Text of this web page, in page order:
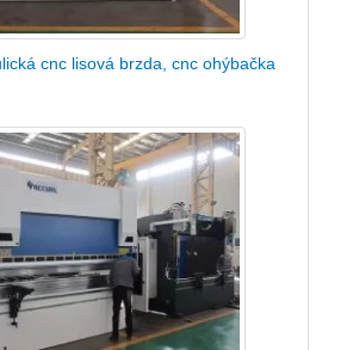
cnc lisová brzda, cnc ohýbačka